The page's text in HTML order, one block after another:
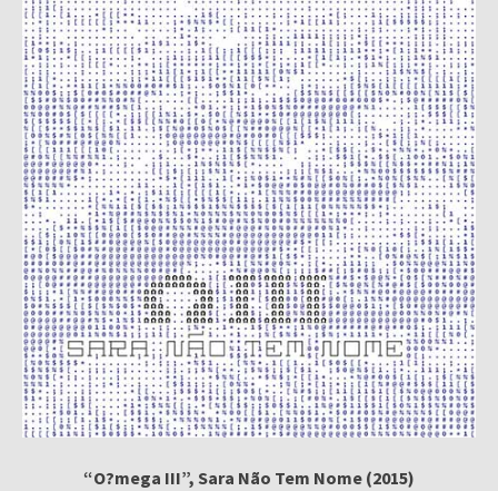
“O?mega III”, Sara Não Tem Nome (2015)